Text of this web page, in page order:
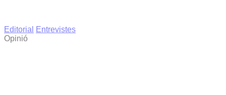
Editorial
Entrevistes
Opinió